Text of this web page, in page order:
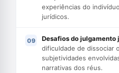
experiências do
jurídicos.
Desafios do julgamento
dificuldade de dissociar
subjetividades
narrativas dos réus.